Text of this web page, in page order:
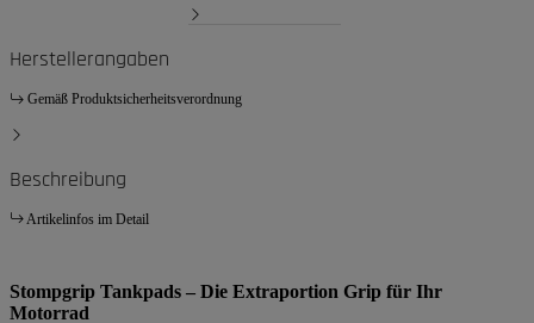
Herstellerangaben
Gemäß Produktsicherheitsverordnung
Beschreibung
Artikelinfos im Detail
Stompgrip Tankpads – Die Extraportion Grip für Ihr
Motorrad